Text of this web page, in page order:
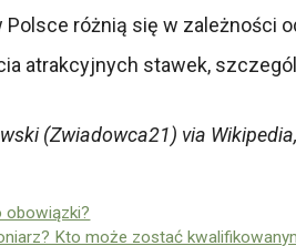
różnią się w zależności
atrakcyjnych stawek,
(Zwiadowca21) via
obowiązki?
Kto może zostać